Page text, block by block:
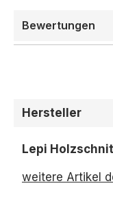
Bewertungen
Hersteller
Lepi
weitere Artikel